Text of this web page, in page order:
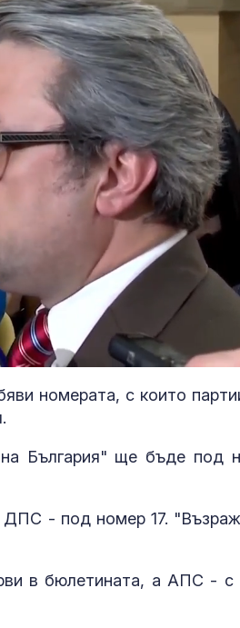
номерата, с които
България" ще бъде под
- под номер 17.
в бюлетината, а АПС - с
Тръмп ограничава с